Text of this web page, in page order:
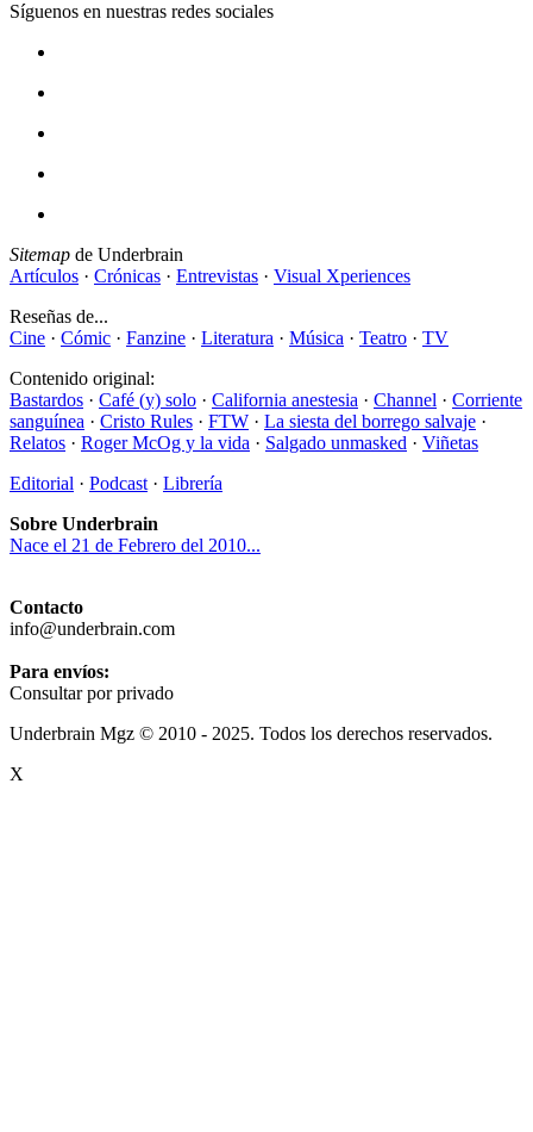
Síguenos en nuestras redes sociales
Sitemap de Underbrain
Artículos · Crónicas · Entrevistas · Visual Xperiences
Reseñas de...
Cine · Cómic · Fanzine · Literatura · Música · Teatro · TV
Contenido original:
Bastardos · Café (y) solo · California anestesia · Channel · Corriente
sanguínea · Cristo Rules · FTW · La siesta del borrego salvaje ·
Relatos · Roger McOg y la vida · Salgado unmasked · Viñetas
Editorial · Podcast · Librería
Sobre Underbrain
Nace el 21 de Febrero del 2010...
Contacto
info@underbrain.com
Para envíos:
Consultar por privado
Underbrain Mgz © 2010 - 2025. Todos los derechos reservados.
X